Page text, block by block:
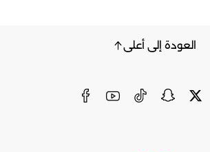
العودة إلى أعلى